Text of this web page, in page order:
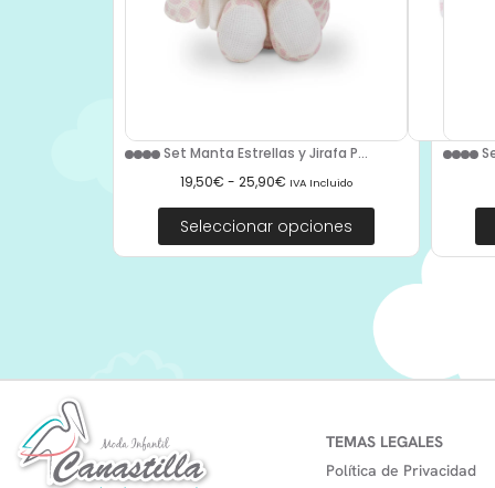
Set Manta Estrellas y Jirafa P...
19,50€ - 25,90€ IVA Incluido
Seleccionar opciones
TEMAS LEGALES
Política de Privacidad